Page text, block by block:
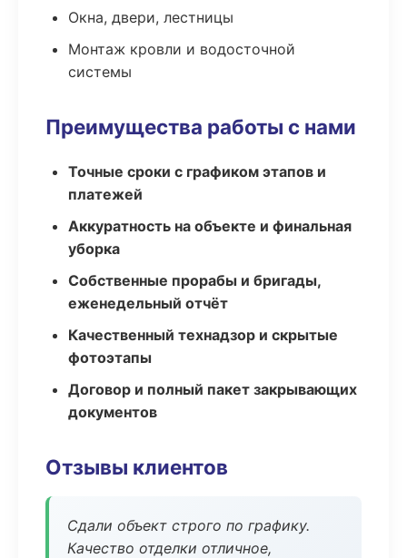
Окна, двери, лестницы
Монтаж кровли и водосточной
системы
Преимущества работы с нами
Точные сроки с графиком этапов и
платежей
Аккуратность на объекте и финальная
уборка
Собственные прорабы и бригады,
еженедельный отчёт
Качественный технадзор и скрытые
фотоэтапы
Договор и полный пакет закрывающих
документов
Отзывы клиентов
Сдали объект строго по графику.
Качество отделки отличное,